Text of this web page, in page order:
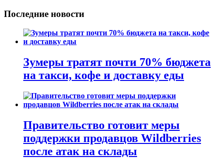
Последние новости
Зумеры тратят почти 70% бюджета
на такси, кофе и доставку еды
Правительство готовит меры
поддержки продавцов Wildberries
после атак на склады